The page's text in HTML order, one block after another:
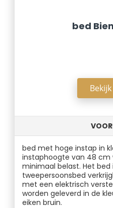
bed
bed met hoge instap in
instaphoogte van 48
minimaal belast. Het bed
tweepersoonsbed
met een elektrisch
worden geleverd in de
eiken bruin.